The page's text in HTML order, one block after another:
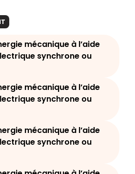
mécanique à l’aide
synchrone ou
mécanique à l’aide
synchrone ou
mécanique à l’aide
synchrone ou